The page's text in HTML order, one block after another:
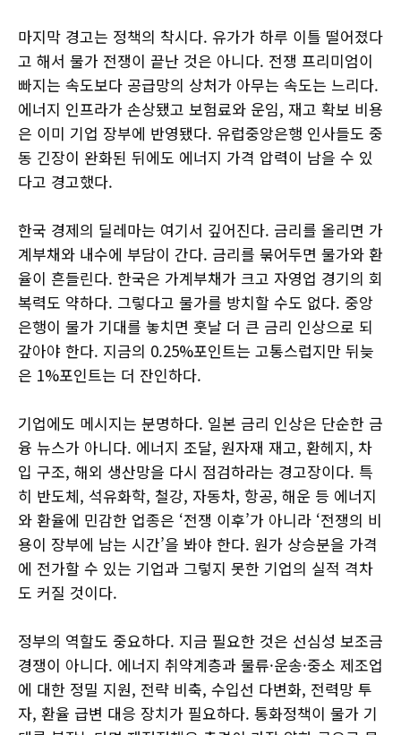
마지막 경고는 정책의 착시다. 유가가 하루 이틀 떨어졌다
고 해서 물가 전쟁이 끝난 것은 아니다. 전쟁 프리미엄이
빠지는 속도보다 공급망의 상처가 아무는 속도는 느리다.
에너지 인프라가 손상됐고 보험료와 운임, 재고 확보 비용
은 이미 기업 장부에 반영됐다. 유럽중앙은행 인사들도 중
동 긴장이 완화된 뒤에도 에너지 가격 압력이 남을 수 있
다고 경고했다.
한국 경제의 딜레마는 여기서 깊어진다. 금리를 올리면 가
계부채와 내수에 부담이 간다. 금리를 묶어두면 물가와 환
율이 흔들린다. 한국은 가계부채가 크고 자영업 경기의 회
복력도 약하다. 그렇다고 물가를 방치할 수도 없다. 중앙
은행이 물가 기대를 놓치면 훗날 더 큰 금리 인상으로 되
갚아야 한다. 지금의 0.25%포인트는 고통스럽지만 뒤늦
은 1%포인트는 더 잔인하다.
기업에도 메시지는 분명하다. 일본 금리 인상은 단순한 금
융 뉴스가 아니다. 에너지 조달, 원자재 재고, 환헤지, 차
입 구조, 해외 생산망을 다시 점검하라는 경고장이다. 특
히 반도체, 석유화학, 철강, 자동차, 항공, 해운 등 에너지
와 환율에 민감한 업종은 ‘전쟁 이후’가 아니라 ‘전쟁의 비
용이 장부에 남는 시간’을 봐야 한다. 원가 상승분을 가격
에 전가할 수 있는 기업과 그렇지 못한 기업의 실적 격차
도 커질 것이다.
정부의 역할도 중요하다. 지금 필요한 것은 선심성 보조금
경쟁이 아니다. 에너지 취약계층과 물류·운송·중소 제조업
에 대한 정밀 지원, 전략 비축, 수입선 다변화, 전력망 투
자, 환율 급변 대응 장치가 필요하다. 통화정책이 물가 기